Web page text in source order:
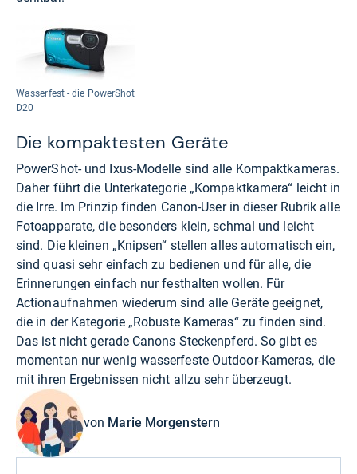
Wasserfest - die PowerShot
D20
Die kompaktesten Geräte
PowerShot- und Ixus-Modelle sind alle Kompaktkameras.
Daher führt die Unterkategorie „Kompaktkamera“ leicht in
die Irre. Im Prinzip finden Canon-User in dieser Rubrik alle
Fotoapparate, die besonders klein, schmal und leicht
sind. Die kleinen „Knipsen“ stellen alles automatisch ein,
sind quasi sehr einfach zu bedienen und für alle, die
Erinnerungen einfach nur festhalten wollen. Für
Actionaufnahmen wiederum sind alle Geräte geeignet,
die in der Kategorie „Robuste Kameras“ zu finden sind.
Das ist nicht gerade Canons Steckenpferd. So gibt es
momentan nur wenig wasserfeste Outdoor-Kameras, die
mit ihren Ergebnissen nicht allzu sehr überzeugt.
von Marie Morgenstern